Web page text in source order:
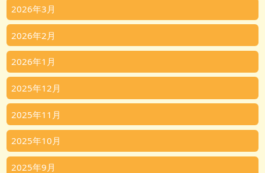
2026年3月
2026年2月
2026年1月
2025年12月
2025年11月
2025年10月
2025年9月